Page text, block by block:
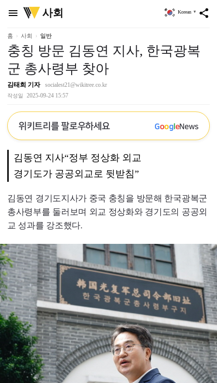
menu
위
키
리
사회 share
Korean ▼
홈 사회 일반
충칭 방문 김동연 지사, 한국광복
군 총사령부 찾아
김태희 기자 socialest21@wikitree.co.kr
작성일 2025-09-24 15:57
위키트리를 팔로우하세요 GoogleNews
김동연 지사“정부 정상화 외교
경기도가 공공외교로 뒷받침”
김동연 경기도지사가 중국 충칭을 방문해 한국광복군
총사령부를 둘러보며 외교 정상화와 경기도의 공공외
교 성과를 강조했다.